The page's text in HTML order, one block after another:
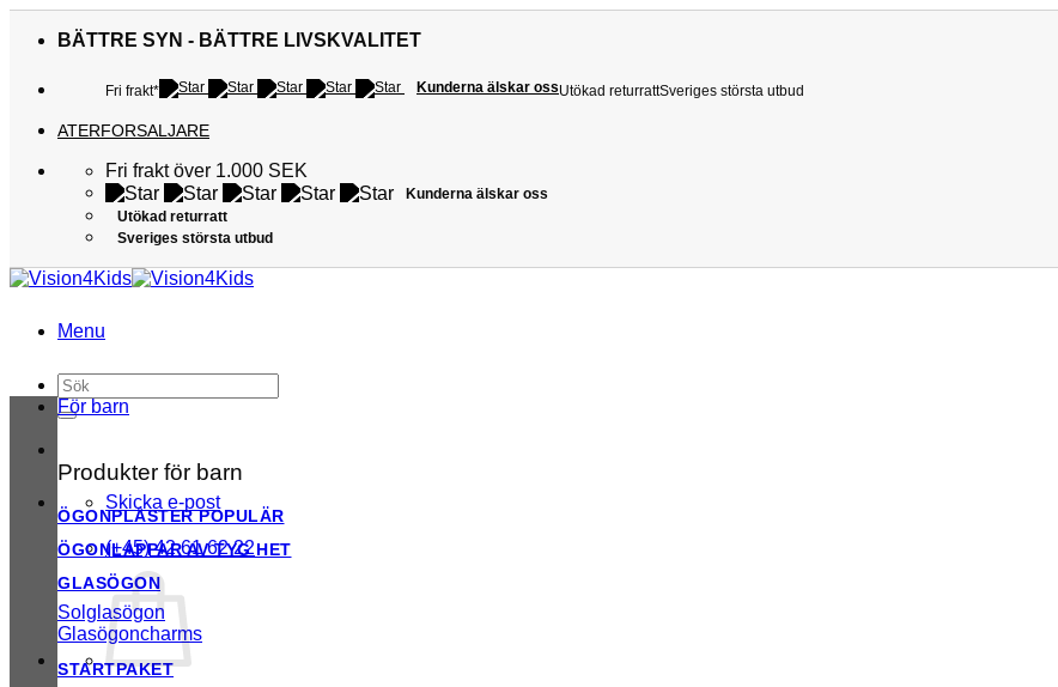
BÄTTRE SYN - BÄTTRE LIVSKVALITET
Fri frakt* Kunderna älskar ossUtökad returrattSveriges största utbud
ATERFORSALJARE
Fri frakt över 1.000 SEK
Kunderna älskar oss
Utökad returratt
Sveriges största utbud
Menu
Sök
efter:
Skicka e-post
(+45) 42 61 62 22
För barn
Produkter för barn
ÖGONPLÅSTER
ÖGONLAPPAR AV TYG
GLASÖGON
Solglasögon
Glasögoncharms
STARTPAKET